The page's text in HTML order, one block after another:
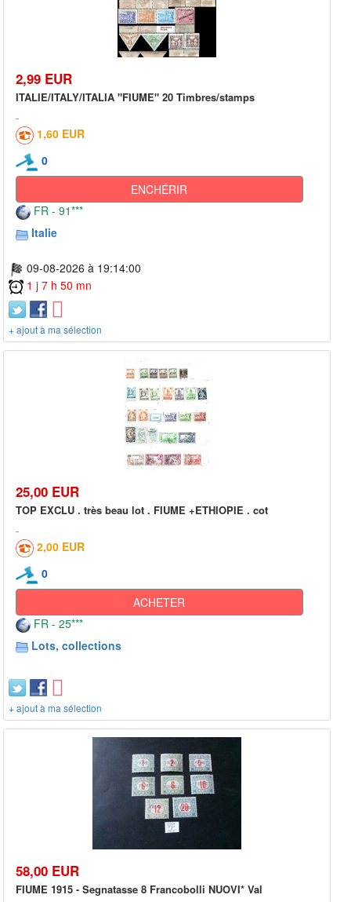
2,99 EUR
ITALIE/ITALY/ITALIA "FIUME" 20 Timbres/stamps
1,60 EUR
0
ENCHÉRIR
FR - 91***
Italie
09-08-2026 à 19:14:00
1 j 7 h 50 mn
+ ajout à ma sélection
25,00 EUR
TOP EXCLU . très beau lot . FIUME +ETHIOPIE . cot
2,00 EUR
0
ACHETER
FR - 25***
Lots, collections
+ ajout à ma sélection
58,00 EUR
FIUME 1915 - Segnatasse 8 Francobolli NUOVI* Val